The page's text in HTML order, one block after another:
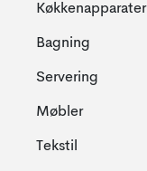
Køkkenapparater
Bagning
Servering
Møbler
Tekstil